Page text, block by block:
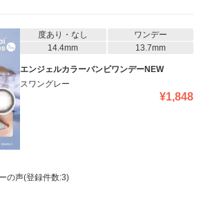
度あり・なし
ワンデー
14.4mm
13.7mm
エンジェルカラーバンビワンデーNEW
スワングレー
¥1,848
の声(登録件数:3)